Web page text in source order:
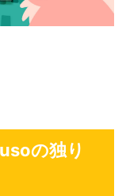
の独り